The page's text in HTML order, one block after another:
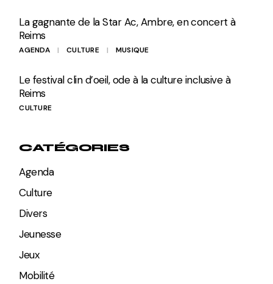
La gagnante de la Star Ac, Ambre, en concert à
Reims
AGENDA CULTURE MUSIQUE
Le festival clin d’oeil, ode à la culture inclusive à
Reims
CULTURE
CATÉGORIES
Agenda
Culture
Divers
Jeunesse
Jeux
Mobilité